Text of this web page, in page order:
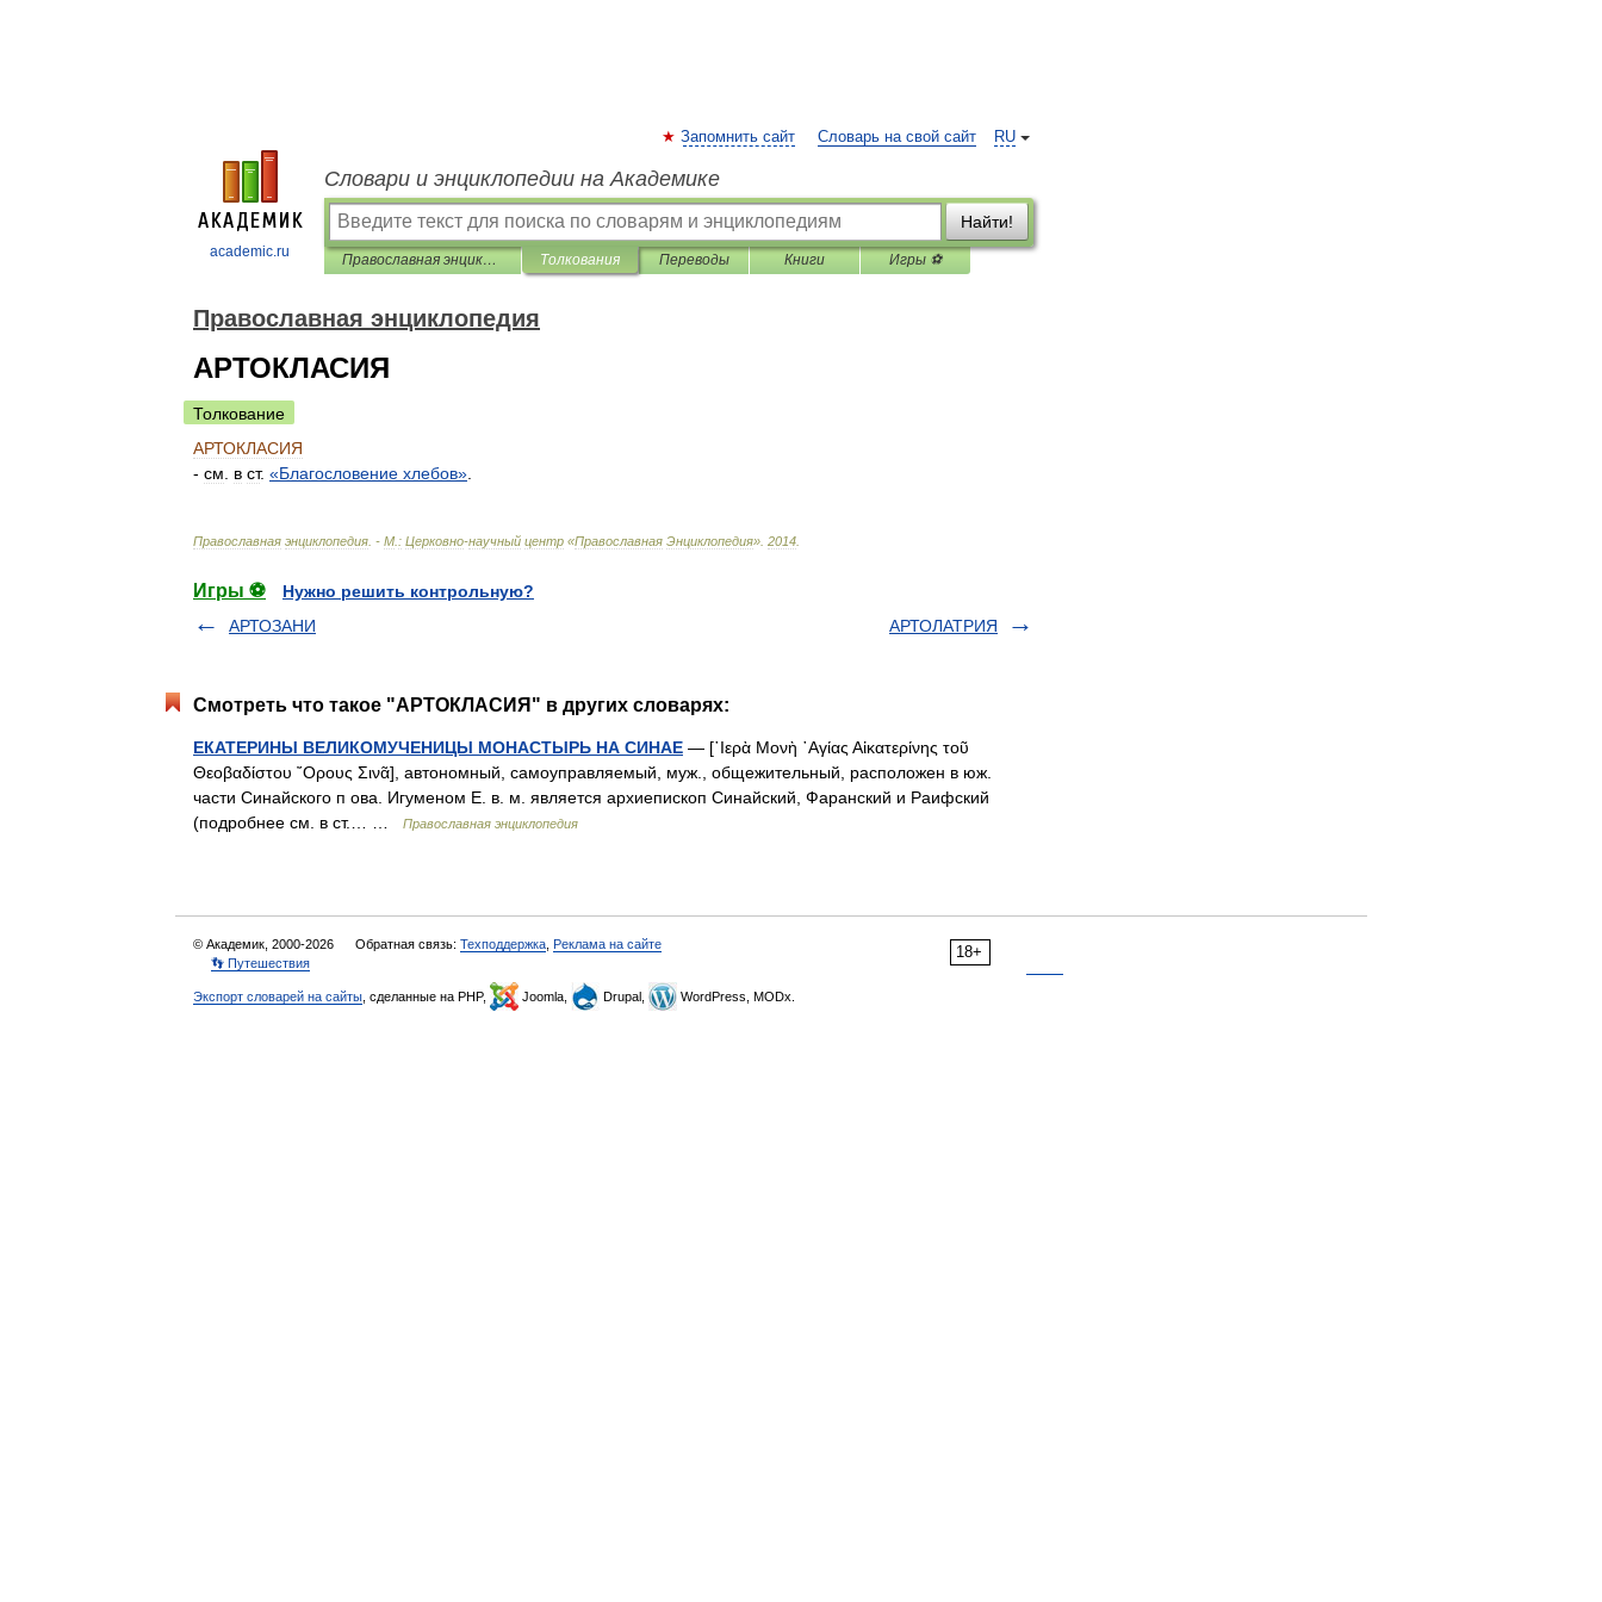
academic.ru
RU
Запомнить сайт Словарь на свой сайт
Словари и энциклопедии на Академике
Найти!
Православная энциклопедия Толкования Переводы Книги Игры ⚽
Православная энциклопедия
АРТОКЛАСИЯ
Толкование
АРТОКЛАСИЯ
- см в ст. «Благословение хлебов»
Православная энциклопедия . - М : Церковно-научный центр «Православная Энциклопедия» 2014
Игры ⚽
Нужно решить контрольную?
АРТОЗАНИ
АРТОЛАТРИЯ
Смотреть что такое "АРТОКЛАСИЯ" в других словарях:
ЕКАТЕРИНЫ ВЕЛИКОМУЧЕНИЦЫ МОНАСТЫРЬ НА СИНАЕ — [῾Ιερὰ Μονὴ ῾Αγίας Αἰκατερίνης τοῦ
Θεοβαδίστου ῎Ορους Σινᾶ], автономный, самоуправляемый, муж., общежительный, расположен в юж.
части Синайского п ова. Игуменом Е. в. м. является архиепископ Синайский, Фаранский и Раифский
(подробнее см. в ст.… …
Православная энциклопедия
18+
© Академик, 2000-2026 Обратная связь: Техподдержка Реклама на сайте
👣 Путешествия
Экспорт словарей на сайты , сделанные на PHP, Joomla, Drupal, WordPress, MODx.